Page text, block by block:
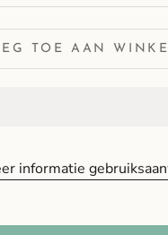
TOE AAN
informatie